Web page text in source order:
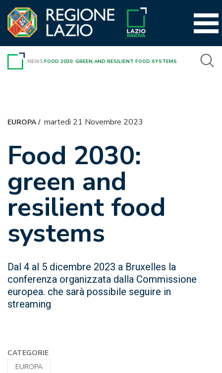
contenuto
NEWS FOOD 2030: GREEN AND RESILIENT FOOD SYSTEMS
EUROPA/ martedì 21 Novembre 2023
Food 2030:
green and
resilient food
systems
Dal 4 al 5 dicembre 2023 a Bruxelles la
conferenza organizzata dalla Commissione
europea. che sarà possibile seguire in
streaming
CATEGORIE
EUROPA